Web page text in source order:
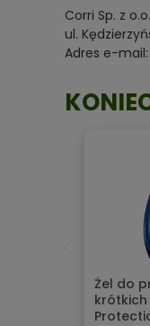
Corri Sp. z o.o.
ul.
Adres e-
Żel do